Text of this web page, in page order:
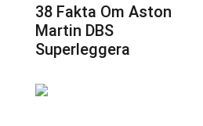
38 Fakta Om Aston
Martin DBS
Superleggera